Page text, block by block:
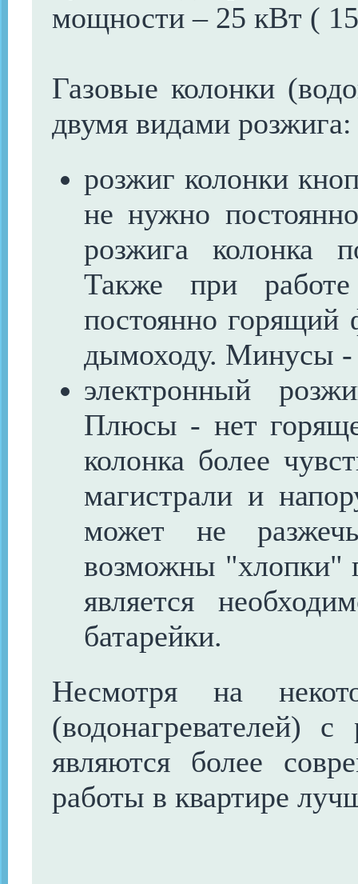
мощности – 25 кВт (
Газовые колонки
двумя видами
розжиг колонки
не нужно
розжига колонка
Также при
постоянно горящий
дымоходу. Минусы -
электронный
Плюсы - нет
колонка более
магистрали и
может не
возможны "хлопки"
является
батарейки.
Несмотря на
(водонагревателей)
являются более
работы в квартире